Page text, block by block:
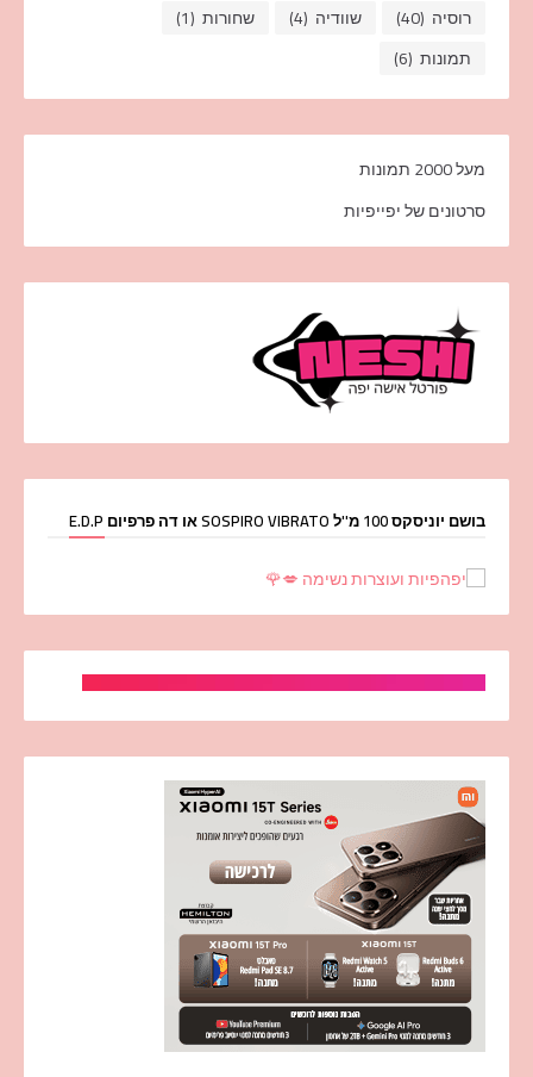
רוסיה (40) שוודיה (4) שחורות (1)
תמונות (6)
מעל 2000 תמונות
סרטונים של יפייפיות
בושם יוניסקס 100 מ''ל SOSPIRO VIBRATO או דה פרפיום E.D.P